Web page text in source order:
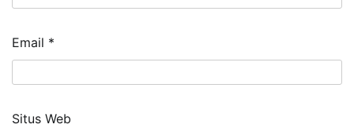
Email *
Situs Web